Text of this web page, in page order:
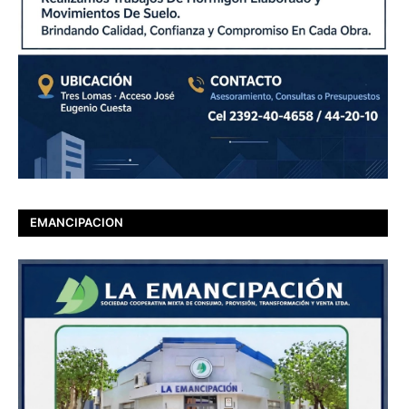
EMANCIPACION